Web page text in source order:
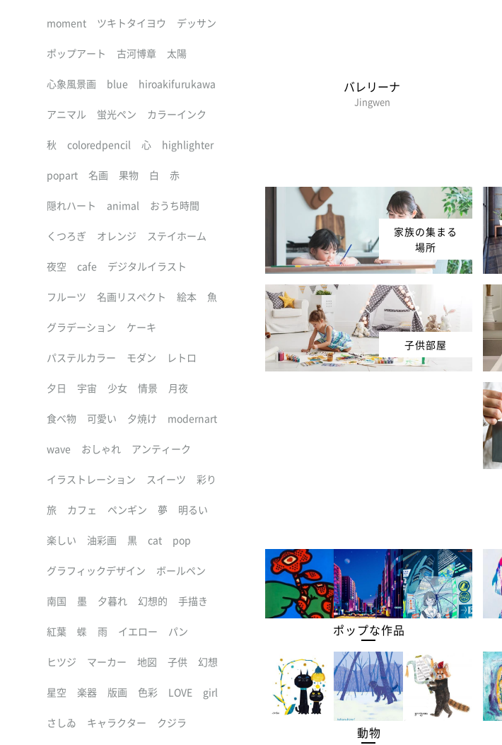
バレリーナ
Jingwen
家族の集まる
場所
子供部屋
ポップな作品
動物
moment ツキトタイヨウ デッサン
ポップアート 古河博章 太陽
心象風景画 blue hiroakifurukawa
アニマル 蛍光ペン カラーインク
秋 coloredpencil 心 highlighter
popart 名画 果物 白 赤
隠れハート animal おうち時間
くつろぎ オレンジ ステイホーム
夜空 cafe デジタルイラスト
フルーツ 名画リスペクト 絵本 魚
グラデーション ケーキ
パステルカラー モダン レトロ
夕日 宇宙 少女 情景 月夜
食べ物 可愛い 夕焼け modernart
wave おしゃれ アンティーク
イラストレーション スイーツ 彩り
旅 カフェ ペンギン 夢 明るい
楽しい 油彩画 黒 cat pop
グラフィックデザイン ボールペン
南国 墨 夕暮れ 幻想的 手描き
紅葉 蝶 雨 イエロー パン
ヒツジ マーカー 地図 子供 幻想
星空 楽器 版画 色彩 LOVE girl
さしゐ キャラクター クジラ